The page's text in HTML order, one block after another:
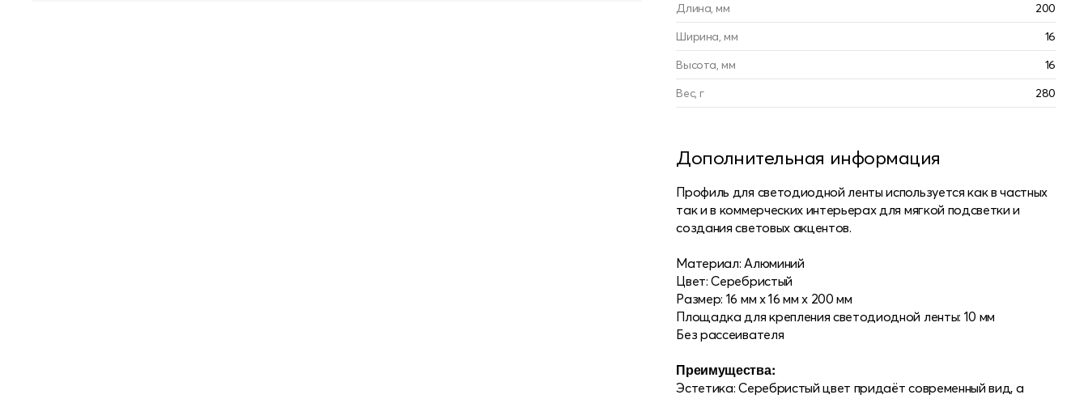
info@leds-power.ru
СОТРУДНИЧЕСТВА
Длина, мм
200
Ширина, мм
16
Высота, мм
16
Вес, г
280
Дополнительная информация
Профиль для светодиодной ленты используется как в частных
так и в коммерческих интерьерах для мягкой подсветки и
создания световых акцентов.
Материал: Алюминий
Цвет: Серебристый
Размер: 16 мм x 16 мм x 200 мм
Площадка для крепления светодиодной ленты: 10 мм
Без рассеивателя
Преимущества:
Эстетика: Серебристый цвет придаёт современный вид, а